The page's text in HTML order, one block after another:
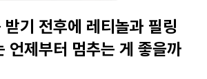
기 전후에 레티놀과 필링
언제부터 멈추는 게 좋을까